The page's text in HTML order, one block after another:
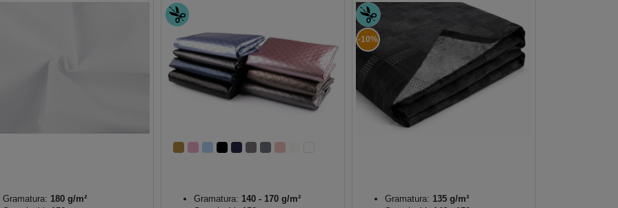
Gramatura: 180 g/m²
Gramatura: 140 - 170 g/m²
-10%
Gramatura: 135 g/m²